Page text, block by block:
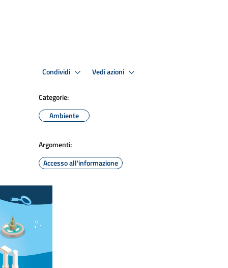
Condividi Vedi azioni
Categorie:
Ambiente
Argomenti:
Accesso all'informazione